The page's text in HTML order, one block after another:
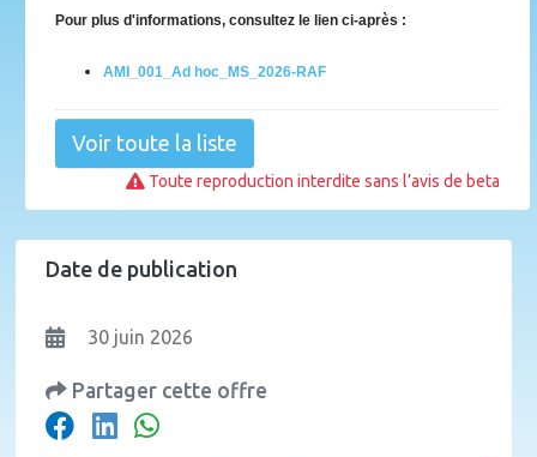
Pour plus d'informations, consultez le lien ci-après :
AMI_001_Ad hoc_MS_2026-RAF
Voir toute la liste
Toute reproduction interdite sans l’avis de beta
Date de publication
30 juin 2026
Partager cette offre